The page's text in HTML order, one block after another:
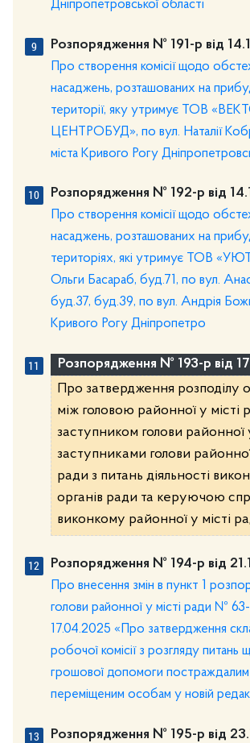
Дніпропетровської області
Розпорядження № 191-р від
Про створення комісії щодо
насаджень, розташованих на
території, яку утримує ТОВ
ЦЕНТРОБУД», по вул. Наталії
міста Кривого Рогу
Розпорядження № 192-р від
Про створення комісії щодо
насаджень, розташованих на
територіях, які утримує ТОВ
Ольги Басараб, буд.71, по вул.
буд.37, буд.39, по вул. Андрія
Кривого Рогу Дніпропетро
Розпорядження № 193-р від
Про затвердження розподілу
між головою районної у місті
заступником голови районної
заступниками голови районної
ради з питань діяльності
органів ради та керуючою
виконкому районної у місті
Розпорядження № 194-р від
Про внесення змін в пункт 1
голови районної у місті ради № 63-
17.04.2025 «Про затвердження
робочої комісії з розгляду питань
грошової допомоги постраждалим
переміщеним особам у новій
Розпорядження № 195-р від